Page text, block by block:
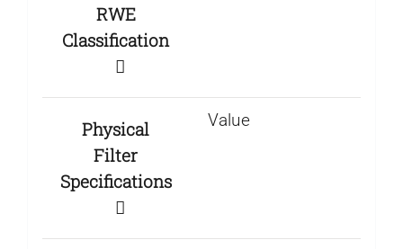
RWE
Classification
Physical
Filter
Specifications
Value